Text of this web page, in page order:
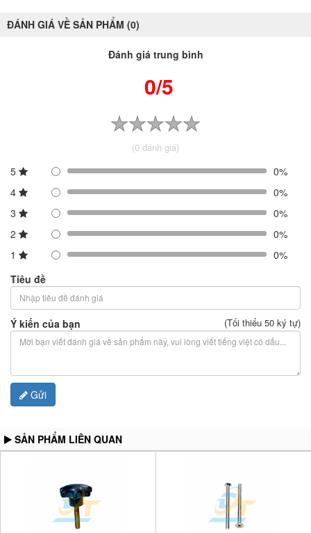
ĐÁNH GIÁ VỀ SẢN PHẨM (0)
Đánh giá trung bình
0/5
(0 đánh giá)
5
0%
4
0%
3
0%
2
0%
1
0%
Tiêu đề
Ý kiến của bạn (Tối thiểu 50 ký tự)
Gửi
SẢN PHẨM LIÊN QUAN